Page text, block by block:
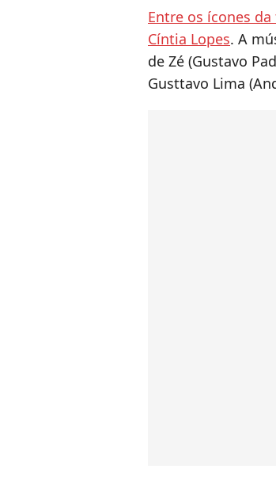
Entre os ícones
Cíntia Lopes. A
de Zé (Gustavo
Gusttavo Lima